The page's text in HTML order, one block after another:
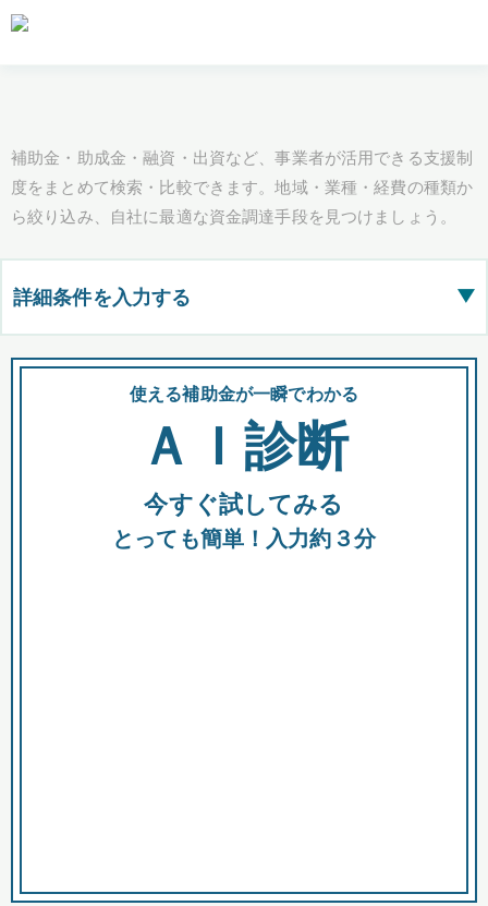
補助金・助成金・融資・出資など、事業者が活用できる支援制
度をまとめて検索・比較できます。地域・業種・経費の種類か
ら絞り込み、自社に最適な資金調達手段を見つけましょう。
詳細条件を入力する ▶
都道府県
全国の検索結果を含めて表示
助成金 融資 出資
使える補助金が一瞬でわかる
ＡＩ診断
今すぐ試してみる
とっても簡単！入力約３分